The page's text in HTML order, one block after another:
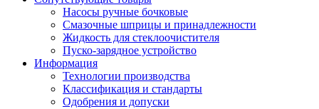
Насосы ручные бочковые
Смазочные шприцы и принадлежности
Жидкость для стеклоочистителя
Пуско-зарядное устройство
Информация
Технологии производства
Классификация и стандарты
Одобрения и допуски